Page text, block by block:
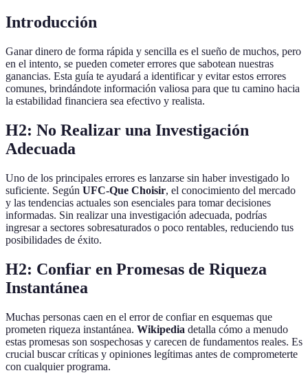
Introducción
Ganar dinero de forma rápida y sencilla es el sueño de muchos, pero
en el intento, se pueden cometer errores que sabotean nuestras
ganancias. Esta guía te ayudará a identificar y evitar estos errores
comunes, brindándote información valiosa para que tu camino hacia
la estabilidad financiera sea efectivo y realista.
H2: No Realizar una Investigación
Adecuada
Uno de los principales errores es lanzarse sin haber investigado lo
suficiente. Según UFC-Que Choisir, el conocimiento del mercado
y las tendencias actuales son esenciales para tomar decisiones
informadas. Sin realizar una investigación adecuada, podrías
ingresar a sectores sobresaturados o poco rentables, reduciendo tus
posibilidades de éxito.
H2: Confiar en Promesas de Riqueza
Instantánea
Muchas personas caen en el error de confiar en esquemas que
prometen riqueza instantánea. Wikipedia detalla cómo a menudo
estas promesas son sospechosas y carecen de fundamentos reales. Es
crucial buscar críticas y opiniones legítimas antes de comprometerte
con cualquier programa.